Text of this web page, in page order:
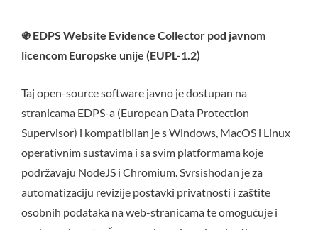
֍ EDPS Website Evidence Collector pod javnom
licencom Europske unije (EUPL-1.2)
Taj open-source software javno je dostupan na
stranicama EDPS-a (European Data Protection
Supervisor) i kompatibilan je s Windows, MacOS i Linux
operativnim sustavima i sa svim platformama koje
podržavaju NodeJS i Chromium. Svrsishodan je za
automatizaciju revizije postavki privatnosti i zaštite
osobnih podataka na web-stranicama te omogućuje i